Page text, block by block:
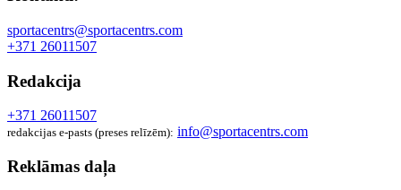
sportacentrs@sportacentrs.com
+371 26011507
Redakcija
+371 26011507
redakcijas e-pasts (preses relīzēm): info@sportacentrs.com
Reklāmas daļa